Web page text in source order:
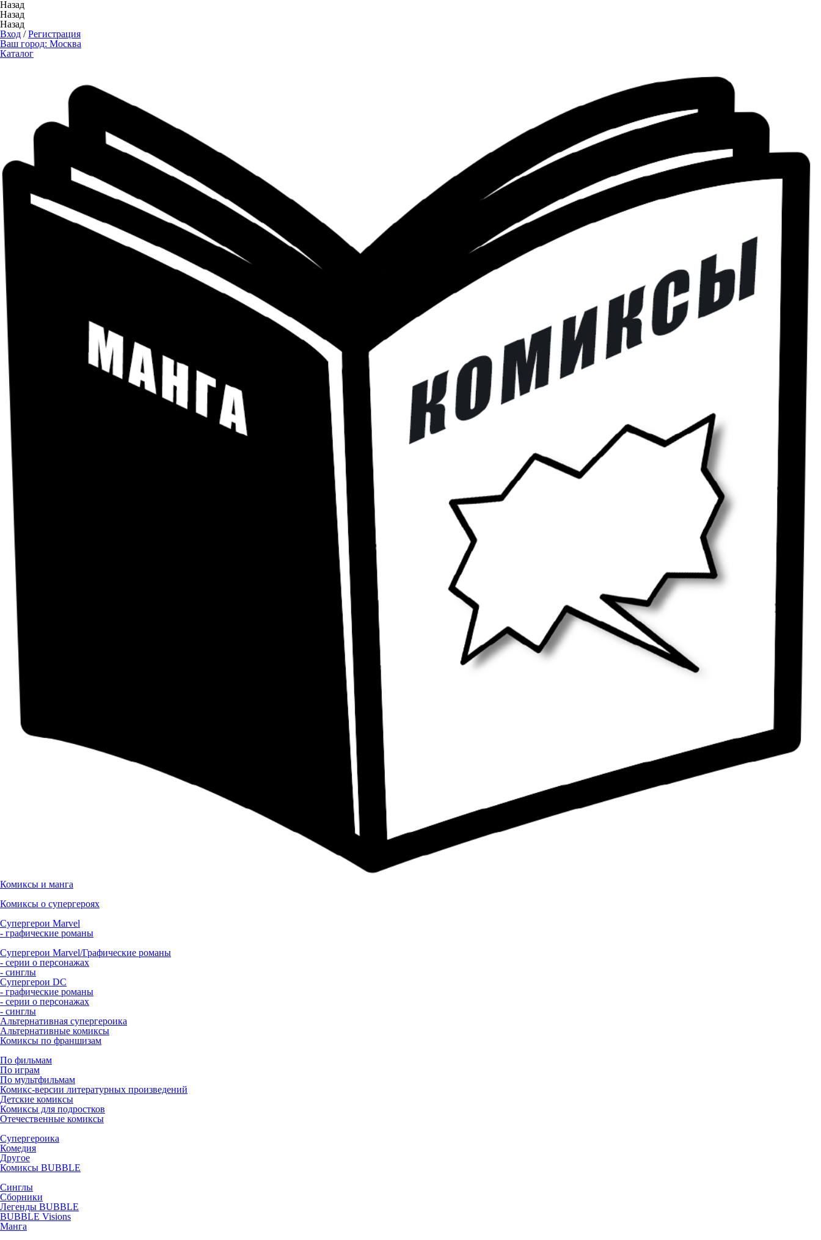
Назад
Назад
Назад
Вход /Регистрация
Ваш город: Москва
Каталог
Комиксы и манга
Комиксы о супергероях
Супергерои Marvel
- графические романы
Супергерои Marvel/Графические романы
- серии о персонажах
- синглы
Супергерои DC
- графические романы
- серии о персонажах
- синглы
Альтернативная супергероика
Альтернативные комиксы
Комиксы по франшизам
По фильмам
По играм
По мультфильмам
Комикс-версии литературных произведений
Детские комиксы
Комиксы для подростков
Отечественные комиксы
Супергероика
Комедия
Другое
Комиксы BUBBLE
Синглы
Сборники
Легенды BUBBLE
BUBBLE Visions
Манга